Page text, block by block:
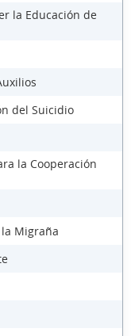
la Educación de
del Suicidio
la Cooperación
Migraña